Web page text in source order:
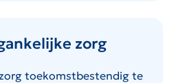
zorg
toekomstbestendig te